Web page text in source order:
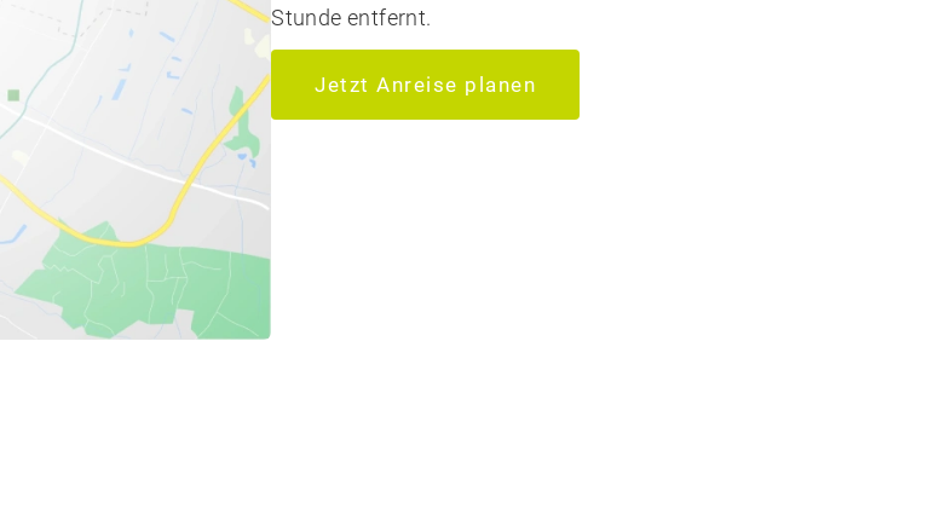
Stunde entfernt.
Jetzt Anreise planen